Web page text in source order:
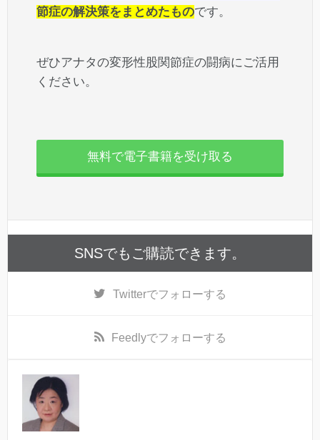
節症の解決策をまとめたものです。
ぜひアナタの変形性股関節症の闘病にご活用
ください。
無料で電子書籍を受け取る
SNSでもご購読できます。
Twitterでフォローする
Feedlyでフォローする